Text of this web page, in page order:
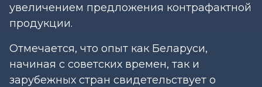
увеличением предложения контрафактной
продукции.
Отмечается, что опыт как Беларуси,
начиная с советских времен, так и
зарубежных стран свидетельствует о